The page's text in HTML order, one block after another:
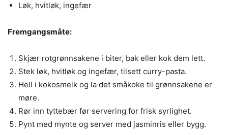
Løk, hvitløk, ingefær
Fremgangsmåte:
Skjær rotgrønnsakene i biter, bak eller kok dem lett.
Stek løk, hvitløk og ingefær, tilsett curry-pasta.
Hell i kokosmelk og la det småkoke til grønnsakene er
møre.
Rør inn tyttebær før servering for frisk syrlighet.
Pynt med mynte og server med jasminris eller bygg.